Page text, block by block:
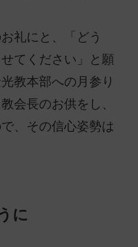
礼にと、「どう
てください」と願
教本部への月参り
会長のお供をし、
、その信心姿勢は
に